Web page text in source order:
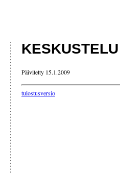
KESKUSTELU
Päivitetty 15.1.2009
tulostusversio